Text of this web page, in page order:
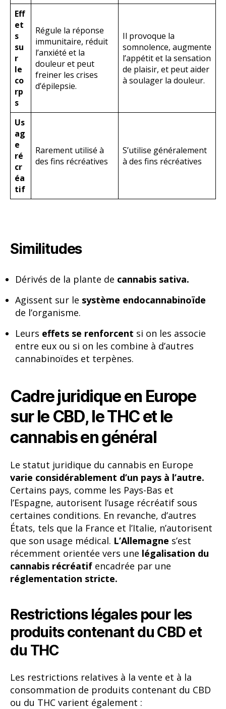
Eff
et
s
su
r
le
co
rp
s
Régule la réponse
immunitaire, réduit
l’anxiété et la
douleur et peut
freiner les crises
d’épilepsie.
Il provoque la
somnolence, augmente
l’appétit et la sensation
de plaisir, et peut aider
à soulager la douleur.
Us
ag
e
ré
cr
éa
tif
Rarement utilisé à
des fins récréatives
S’utilise généralement
à des fins récréatives
Similitudes
Dérivés de la plante de cannabis sativa.
Agissent sur le système endocannabinoïde
de l’organisme.
Leurs effets se renforcent si on les associe
entre eux ou si on les combine à d’autres
cannabinoïdes et terpènes.
Cadre juridique en Europe
sur le CBD, le THC et le
cannabis en général
Le statut juridique du cannabis en Europe
varie considérablement d’un pays à l’autre.
Certains pays, comme les Pays-Bas et
l’Espagne, autorisent l’usage récréatif sous
certaines conditions. En revanche, d’autres
États, tels que la France et l’Italie, n’autorisent
que son usage médical. L’Allemagne s’est
récemment orientée vers une légalisation du
cannabis récréatif encadrée par une
réglementation stricte.
Restrictions légales pour les
produits contenant du CBD et
du THC
Les restrictions relatives à la vente et à la
consommation de produits contenant du CBD
ou du THC varient également :